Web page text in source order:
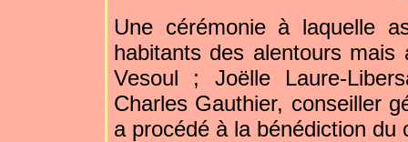
Une cérémonie à laquelle
habitants des alentours mais
Vesoul ; Joëlle Laure-
Charles Gauthier, conseiller
a procédé à la bénédiction du